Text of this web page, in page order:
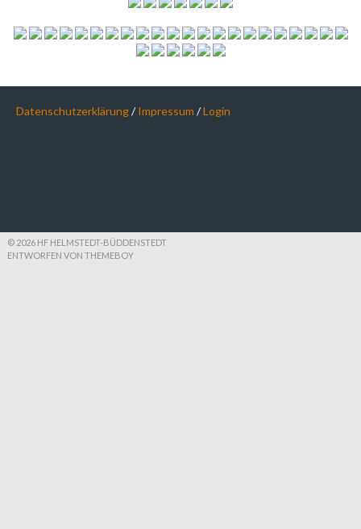
Datenschutzerklärung/Impressum /Login
© 2026 HF HELMSTEDT-BÜDDENSTEDT
ENTWORFEN VON THEMEBOY